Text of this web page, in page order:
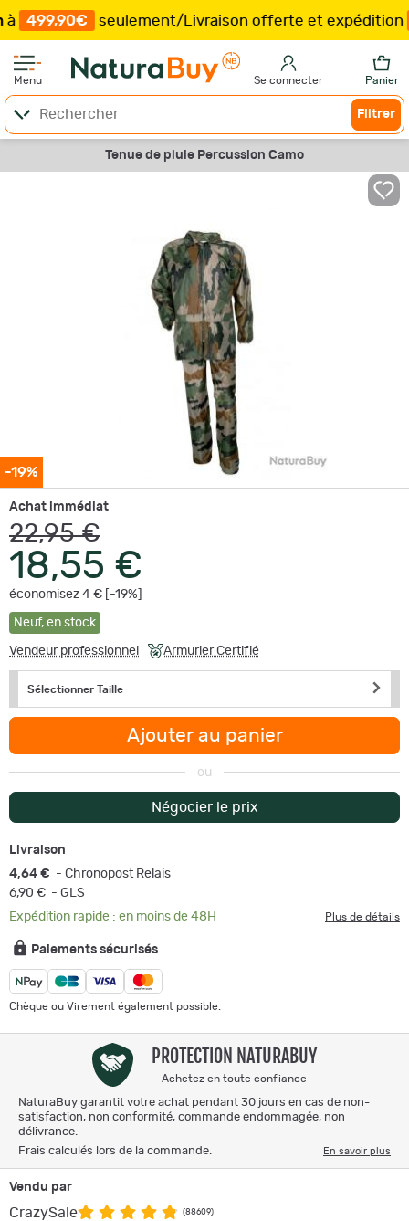
seulement /Livraison offerte et expédition sous
Menu Se connecter Panier
Filtrer
Tenue de pluie Percussion Camo
-19%
Achat immédiat
22,95 €
18,55 €
économisez 4 € [-19%]
Neuf, en stock
Vendeur professionnel Armurier Certifié
Sélectionner Taille
Ajouter au panier
ou
Négocier le prix
Livraison
4,64 € - Chronopost Relais
6,90 € - GLS
Expédition rapide : en moins de 48H
Plus de détails
Paiements sécurisés
Chèque ou Virement également possible.
PROTECTION NATURABUY
Achetez en toute confiance
NaturaBuy garantit votre achat pendant 30 jours en cas de non-
satisfaction, non conformité, commande endommagée, non
délivrance.
Frais calculés lors de la commande.
En savoir plus
Vendu par
CrazySale (88609)